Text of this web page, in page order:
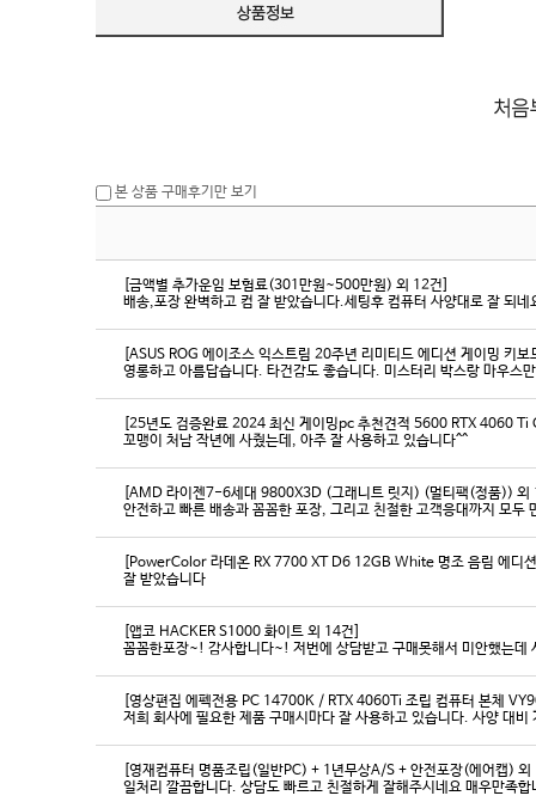
본 상품 구매후기만 보기
[금액별 추가운임 보험료(301만원~500만원) 외 12건]
배송,포장 완벽하고 컴 잘 받았습니다.세팅후 컴퓨터 사양대로 잘 되
[ASUS ROG 에이조스 익스트림 20주년 리미티드 에디션 게이밍 키
영롱하고 아름답습니다. 타건감도 좋습니다. 미스터리 박스랑 마우스
[25년도 검증완료 2024 최신 게이밍pc 추천견적 5600 RTX 4060
꼬맹이 처남 작년에 사줬는데, 아주 잘 사용하고 있습니다^^
[AMD 라이젠7-6세대 9800X3D (그래니트 릿지) (멀티팩(정품)) 외
[PowerColor 라데온 RX 7700 XT D6 12GB White 명조 음림 에디
잘 받았습니다
[앱코 HACKER S1000 화이트 외 14건]
꼼꼼한포장~! 감사합니다~! 저번에 상담받고 구매못해서 미안했는
[영상편집 에펙전용 PC 14700K / RTX 4060Ti 조립 컴퓨터 본체
[영재컴퓨터 명품조립(일반PC) + 1년무상A/S + 안전포장(에어캡)
일처리 깔끔합니다. 상담도 빠르고 친절하게 잘해주시네요 매우만족